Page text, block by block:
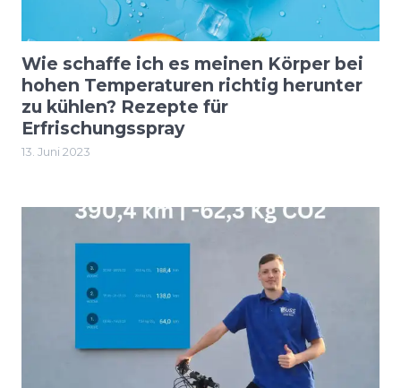
Wie schaffe ich es meinen Körper bei
hohen Temperaturen richtig herunter
zu kühlen? Rezepte für
Erfrischungsspray
13. Juni 2023